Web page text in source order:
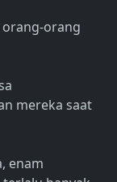
orang-orang
mereka saat
enam